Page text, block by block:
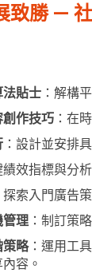
致勝 —
貼士 ：解構
作技巧 ：在
：設計並安排
績效指標與分
探索入門廣告
理 ：制訂策
略：運用工
容。